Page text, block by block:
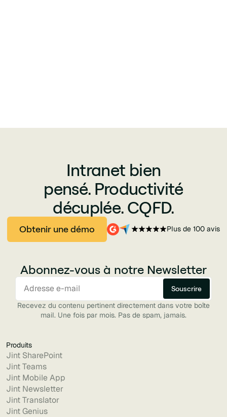
Intranet bien
pensé. Productivité
décuplée. CQFD.
Obtenir une démo Plus de 100 avis
Abonnez-vous à notre Newsletter
Recevez du contenu pertinent directement dans votre boîte
mail. Une fois par mois. Pas de spam, jamais.
Produits
Jint SharePoint
Jint Teams
Jint Mobile App
Jint Newsletter
Jint Translator
Jint Genius